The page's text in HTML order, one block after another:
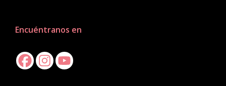
Encuéntranos en